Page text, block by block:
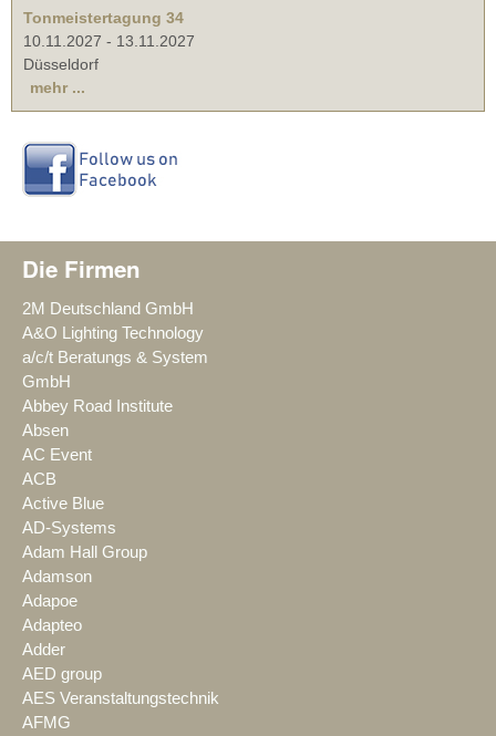
Tonmeistertagung 34
10.11.2027 - 13.11.2027
Düsseldorf
mehr ...
Die Firmen
2M Deutschland GmbH
A&O Lighting Technology
a/c/t Beratungs & System
GmbH
Abbey Road Institute
Absen
AC Event
ACB
Active Blue
AD-Systems
Adam Hall Group
Adamson
Adapoe
Adapteo
Adder
AED group
AES Veranstaltungstechnik
AFMG